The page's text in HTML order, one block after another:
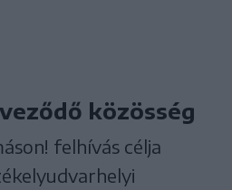
közösség
felhívás célja